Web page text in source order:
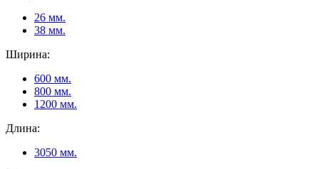
26 мм.
38 мм.
Ширина:
600 мм.
800 мм.
1200 мм.
Длина:
3050 мм.